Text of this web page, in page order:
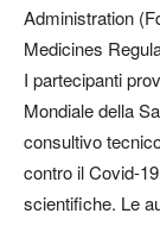
Administration
Medicines
I partecipanti
Mondiale della
consultivo
contro il Covid-
scientifiche. Le